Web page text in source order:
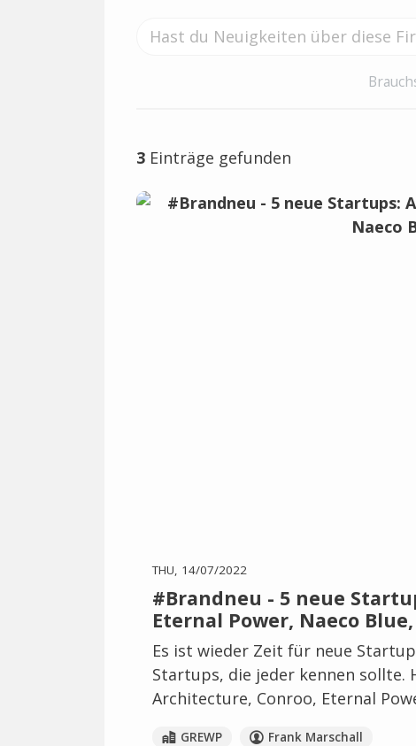
3 Einträge gefunden
THU, 14/07/2022
#Brandneu - 5 neue
Eternal Power, Naeco
Es ist wieder Zeit für neue
Startups, die jeder kennen sollte.
Architecture, Conroo, Eternal
GREWP Frank Marschall